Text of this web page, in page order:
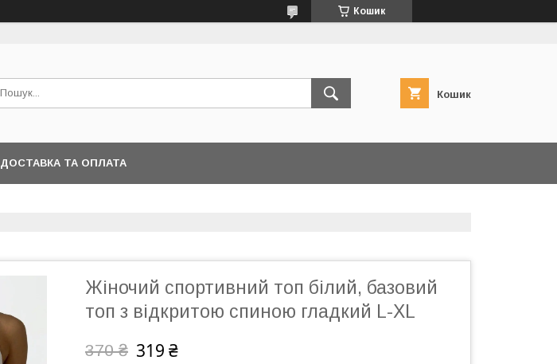
Кошик
Кошик
ДОСТАВКА ТА ОПЛАТА
Жіночий спортивний топ білий, базовий
топ з відкритою спиною гладкий L-XL
370 ₴ 319 ₴